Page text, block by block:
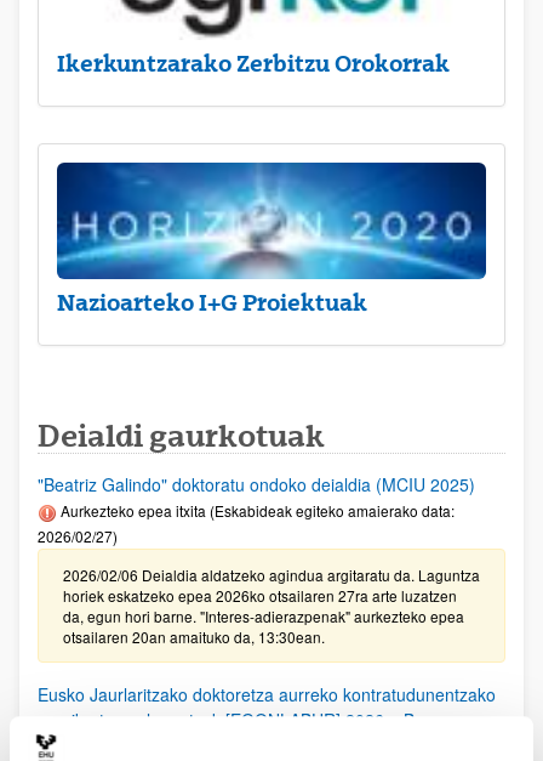
Ikerkuntzarako Zerbitzu Orokorrak
Nazioarteko I+G Proiektuak
Deialdi gaurkotuak
"Beatriz Galindo" doktoratu ondoko deialdia (MCIU 2025)
Aurkezteko epea itxita (Eskabideak egiteko amaierako data:
2026/02/27)
2026/02/06 Deialdia aldatzeko agindua argitaratu da. Laguntza
horiek eskatzeko epea 2026ko otsailaren 27ra arte luzatzen
da, egun hori barne. "Interes-adierazpenak" aurkezteko epea
otsailaren 20an amaituko da, 13:30ean.
Eusko Jaurlaritzako doktoretza aurreko kontratudunentzako
mugikortasun laguntzak [EGONLABUR] 2026 – B
Modalitatea